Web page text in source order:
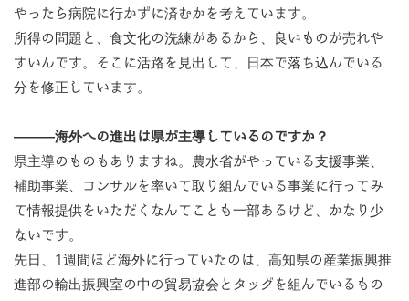
やったら病院に行かずに済むかを考えています。
所得の問題と、食文化の洗練があるから、良いものが売れや
すいんです。そこに活路を見出して、日本で落ち込んでいる
分を修正しています。
―――海外への進出は県が主導しているのですか？
県主導のものもありますね。農水省がやっている支援事業、
補助事業、コンサルを率いて取り組んでいる事業に行ってみ
て情報提供をいただくなんてことも一部あるけど、かなり少
ないです。
先日、1週間ほど海外に行っていたのは、高知県の産業振興推
進部の輸出振興室の中の貿易協会とタッグを組んでいるもの